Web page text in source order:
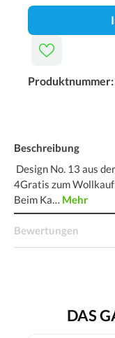
Produktnummer:
Beschreibung
Design No. 13 aus
4Gratis zum
Beim Ka… Mehr
Bewertungen
DAS